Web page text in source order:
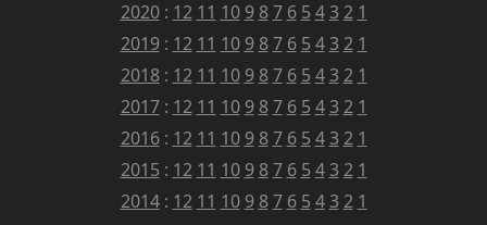
2020: 12 11 10 9 8 7 6 5 4 3 2 1
2019: 12 11 10 9 8 7 6 5 4 3 2 1
2018: 12 11 10 9 8 7 6 5 4 3 2 1
2017: 12 11 10 9 8 7 6 5 4 3 2 1
2016: 12 11 10 9 8 7 6 5 4 3 2 1
2015 : 12 11 10 9 8 7 6 5 4 3 2 1
2014: 12 11 10 9 8 7 6 5 4 3 2 1